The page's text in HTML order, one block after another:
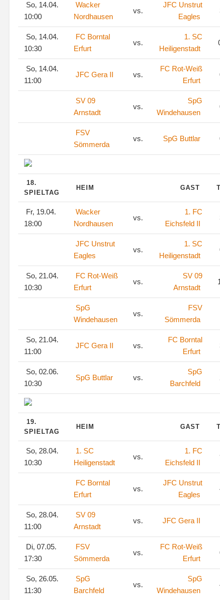
So, 14.04.
10:00
Wacker
Nordhausen
vs.
JFC Unstrut
Eagles
So, 14.04.
10:30
FC Borntal
Erfurt
vs.
1. SC
Heiligenstadt
So, 14.04.
11:00
JFC Gera II vs.
FC Rot-Weiß
Erfurt
SV 09
Arnstadt
vs.
SpG
Windehausen
FSV
Sömmerda
vs. SpG Buttlar
18.
SPIELTAG
HEIM GAST
Fr, 19.04.
18:00
Wacker
Nordhausen
vs.
1. FC
Eichsfeld II
JFC Unstrut
Eagles
vs.
1. SC
Heiligenstadt
So, 21.04.
10:30
FC Rot-Weiß
Erfurt
vs.
SV 09
Arnstadt
SpG
Windehausen
vs.
FSV
Sömmerda
So, 21.04.
11:00
JFC Gera II vs.
FC Borntal
Erfurt
So, 02.06.
10:30
SpG Buttlar vs.
SpG
Barchfeld
19.
SPIELTAG
HEIM GAST
So, 28.04.
10:30
1. SC
Heiligenstadt
vs.
1. FC
Eichsfeld II
FC Borntal
Erfurt
vs.
JFC Unstrut
Eagles
So, 28.04.
11:00
SV 09
Arnstadt
vs. JFC Gera II
Di, 07.05.
17:30
FSV
Sömmerda
vs.
FC Rot-Weiß
Erfurt
So, 26.05.
11:30
SpG
Barchfeld
vs.
SpG
Windehausen